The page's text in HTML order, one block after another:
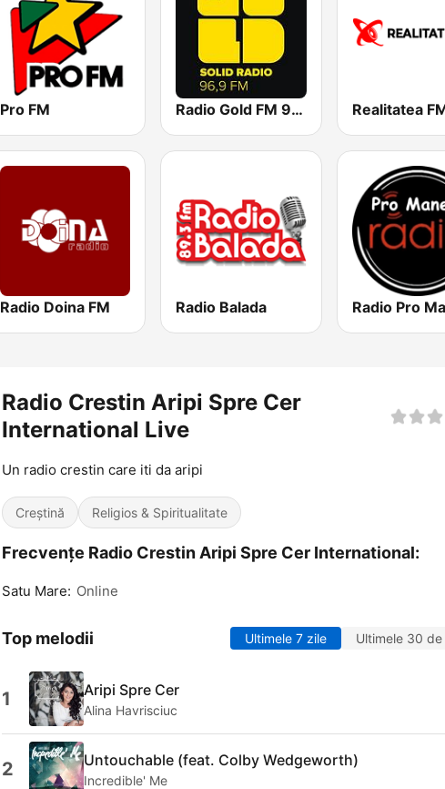
Pro FM Radio Gold FM 96.9 Realitatea
Radio Doina FM Radio Balada Radio Pro
Radio Crestin Aripi Spre Cer
International Live
Un radio crestin care iti da aripi
Creștină Religios & Spiritualitate
Frecvențe Radio Crestin Aripi Spre Cer International:
Satu Mare: Online
Top melodii Ultimele 7 zile Ultimele 30 de
1 Aripi Spre Cer
Alina Havrisciuc
2 Untouchable (feat. Colby Wedgeworth)
Incredible' Me